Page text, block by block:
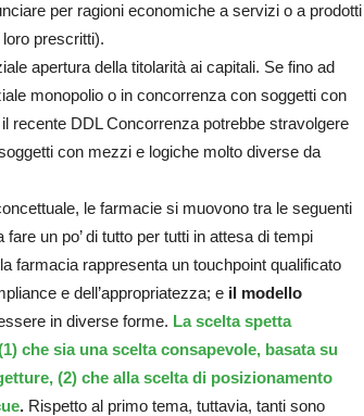
per ragioni economiche a servizi o a prodotti
prescritti).
apertura della titolarità ai capitali. Se fino ad
monopolio o in concorrenza con soggetti con
recente DDL Concorrenza potrebbe stravolgere
con mezzi e logiche molto diverse da
le farmacie si muovono tra le seguenti
un po’ di tutto per tutti in attesa di tempi
farmacia rappresenta un touchpoint qualificato
e dell’appropriatezza; e il modello
in diverse forme. La scelta spetta
che sia una scelta consapevole, basata su
(2) che alla scelta di posizionamento
. Rispetto al primo tema, tuttavia, tanti sono